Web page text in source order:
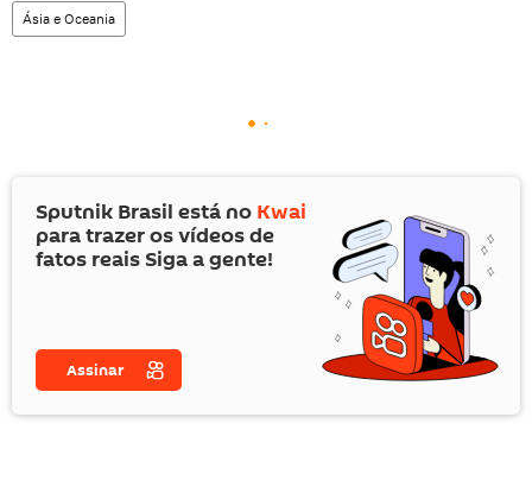
Ásia e Oceania
Sputnik Brasil está no Kwai
para trazer os vídeos de
fatos reais Siga a gente!
Assinar